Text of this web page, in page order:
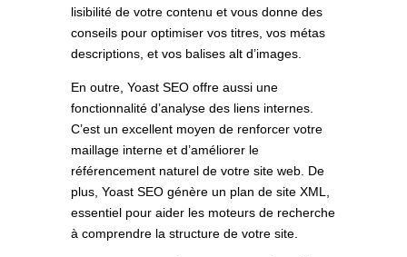
lisibilité de votre contenu et vous donne des
conseils pour optimiser vos titres, vos métas
descriptions, et vos balises alt d’images.
En outre, Yoast SEO offre aussi une
fonctionnalité d’analyse des liens internes.
C’est un excellent moyen de renforcer votre
maillage interne et d’améliorer le
référencement naturel de votre site web. De
plus, Yoast SEO génère un plan de site XML,
essentiel pour aider les moteurs de recherche
à comprendre la structure de votre site.